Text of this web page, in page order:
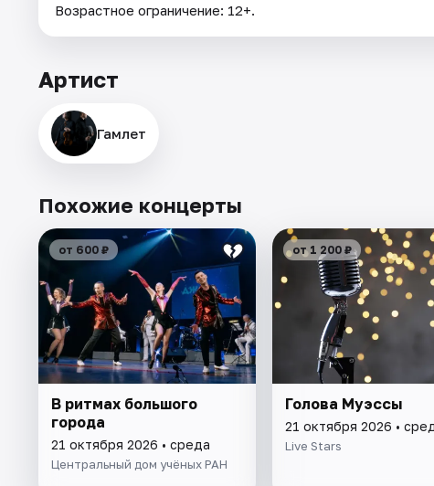
Возрастное ограничение: 12+.
Артист
Гамлет
Похожие концерты
от 600 ₽
В ритмах большого
города
21 октября 2026 • среда
Центральный дом учёных РАН
от 1 200 ₽
Голова Муэссы
21 октября 2026 •
Live Stars